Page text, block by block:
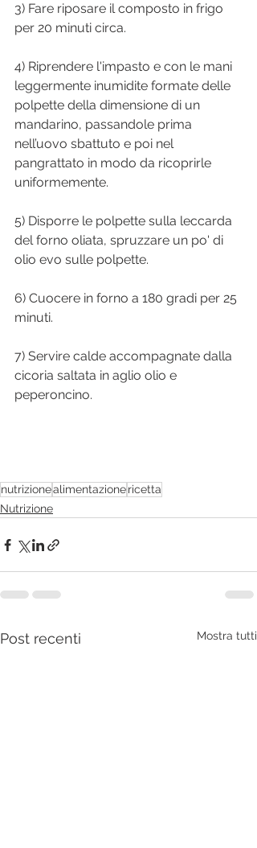
3) Fare riposare il composto in frigo
per 20 minuti circa.
4) Riprendere l'impasto e con le mani
leggermente inumidite formate delle
polpette della dimensione di un
mandarino, passandole prima
nell’uovo sbattuto e poi nel
pangrattato in modo da ricoprirle
uniformemente.
5) Disporre le polpette sulla leccarda
del forno oliata, spruzzare un po' di
olio evo sulle polpette.
6) Cuocere in forno a 180 gradi per 25
minuti.
7) Servire calde accompagnate dalla
cicoria saltata in aglio olio e
peperoncino.
nutrizionealimentazionericetta
Nutrizione
Post recenti Mostra tutti